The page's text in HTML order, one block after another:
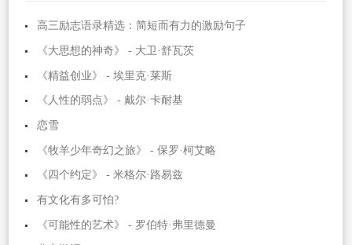
高三励志语录精选：简短而有力的激励句子
《大思想的神奇》 - 大卫·舒瓦茨
《精益创业》 - 埃里克·莱斯
《人性的弱点》 - 戴尔·卡耐基
恋雪
《牧羊少年奇幻之旅》 - 保罗·柯艾略
《四个约定》 - 米格尔·路易兹
有文化有多可怕?
《可能性的艺术》 - 罗伯特·弗里德曼